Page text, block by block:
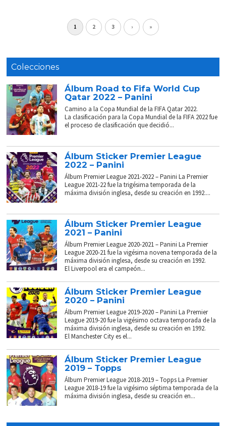
1 2 3 › »
Colecciones
Álbum Road to Fifa World Cup
Qatar 2022 – Panini
Camino a la Copa Mundial de la FIFA Qatar 2022.
La clasificación para la Copa Mundial de la FIFA 2022 fue
el proceso de clasificación que decidió...
Álbum Sticker Premier League
2022 – Panini
Álbum Premier League 2021-2022 – Panini La Premier
League 2021-22 fue la trigésima temporada de la
máxima división inglesa, desde su creación en 1992....
Álbum Sticker Premier League
2021 – Panini
Álbum Premier League 2020-2021 – Panini La Premier
League 2020-21 fue la vigésima novena temporada de la
máxima división inglesa, desde su creación en 1992.
El Liverpool era el campeón...
Álbum Sticker Premier League
2020 – Panini
Álbum Premier League 2019-2020 – Panini La Premier
League 2019-20 fue la vigésimo octava temporada de la
máxima división inglesa, desde su creación en 1992.
El Manchester City es el...
Álbum Sticker Premier League
2019 – Topps
Álbum Premier League 2018-2019 – Topps La Premier
League 2018-19 fue la vigésimo séptima temporada de la
máxima división inglesa, desde su creación en...